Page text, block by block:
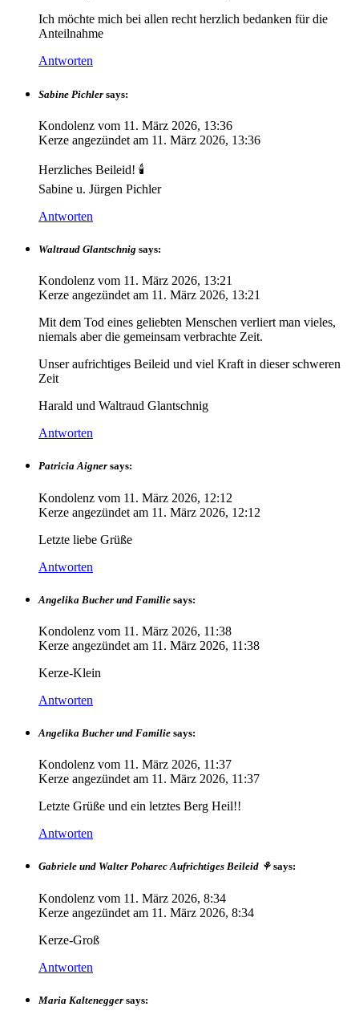
Ich möchte mich bei allen recht herzlich bedanken für die
Anteilnahme
Antworten
Sabine Pichler says:
Kondolenz vom 11. März 2026, 13:36
Kerze angezündet am 11. März 2026, 13:36
Herzliches Beileid! 🕯️
Sabine u. Jürgen Pichler
Antworten
Waltraud Glantschnig says:
Kondolenz vom 11. März 2026, 13:21
Kerze angezündet am 11. März 2026, 13:21
Mit dem Tod eines geliebten Menschen verliert man vieles,
niemals aber die gemeinsam verbrachte Zeit.
Unser aufrichtiges Beileid und viel Kraft in dieser schweren
Zeit
Harald und Waltraud Glantschnig
Antworten
Patricia Aigner says:
Kondolenz vom 11. März 2026, 12:12
Kerze angezündet am 11. März 2026, 12:12
Letzte liebe Grüße
Antworten
Angelika Bucher und Familie says:
Kondolenz vom 11. März 2026, 11:38
Kerze angezündet am 11. März 2026, 11:38
Kerze-Klein
Antworten
Angelika Bucher und Familie says:
Kondolenz vom 11. März 2026, 11:37
Kerze angezündet am 11. März 2026, 11:37
Letzte Grüße und ein letztes Berg Heil!!
Antworten
Gabriele und Walter Poharec Aufrichtiges Beileid ⚘️ says:
Kondolenz vom 11. März 2026, 8:34
Kerze angezündet am 11. März 2026, 8:34
Kerze-Groß
Antworten
Maria Kaltenegger says: